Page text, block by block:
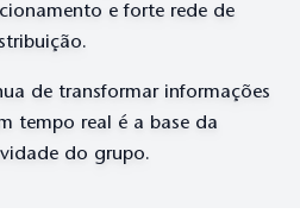
e forte rede de
de transformar informações
tempo real é a base da
do grupo.